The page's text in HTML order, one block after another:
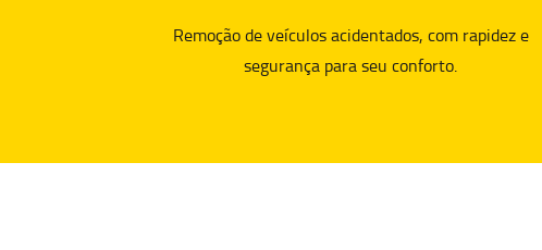
Remoção de veículos acidentados, com rapidez e
segurança para seu conforto.